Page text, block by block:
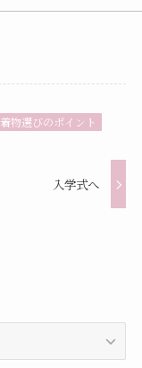
着物選びのポイント
入学式へ